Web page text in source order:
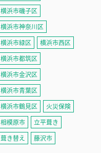
横浜市磯子区
横浜市神奈川区
横浜市緑区
横浜市西区
横浜市都筑区
横浜市金沢区
横浜市青葉区
横浜市鶴見区
火災保険
相模原市
立平葺き
葺き替え
藤沢市